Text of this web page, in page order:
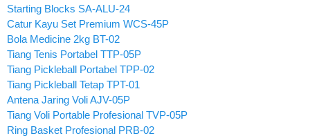
Starting Blocks SA-ALU-24
Catur Kayu Set Premium WCS-45P
Bola Medicine 2kg BT-02
Tiang Tenis Portabel TTP-05P
Tiang Pickleball Portabel TPP-02
Tiang Pickleball Tetap TPT-01
Antena Jaring Voli AJV-05P
Tiang Voli Portable Profesional TVP-05P
Ring Basket Profesional PRB-02